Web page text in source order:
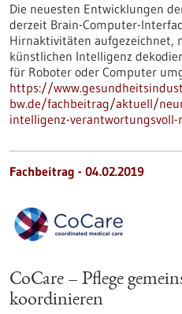
Die neuesten Entwicklungen
derzeit Brain-Computer-
Hirnaktivitäten aufgezeichnet,
künstlichen Intelligenz
für Roboter oder Computer
https://
bw.de/fachbeitrag/aktuell/
intelligenz-verantwortungsvoll-
Fachbeitrag - 04.02.2019
CoCare – Pflege
koordinieren